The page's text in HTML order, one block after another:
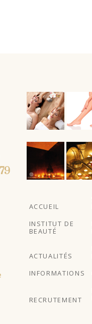
À partir
de
À partir
ACCUEIL
INSTITUT DE
BEAUTÉ
ACTUALITÉS
INFORMATIONS
RECRUTEMENT